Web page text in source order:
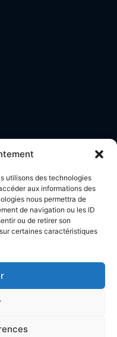
utilisons des technologies
aux informations des
nous permettra de
de navigation ou les ID
ou de retirer son
certaines caractéristiques
41 69